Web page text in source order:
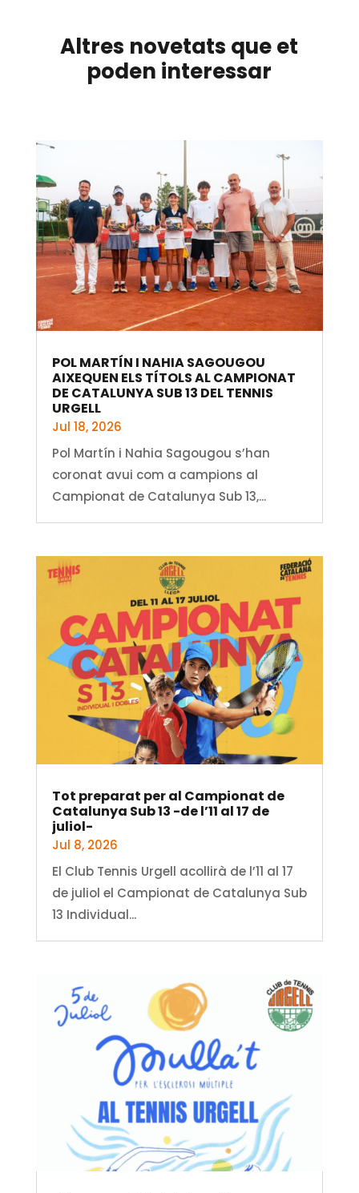
Altres novetats que et
poden interessar
POL MARTÍN I NAHIA SAGOUGOU
AIXEQUEN ELS TÍTOLS AL CAMPIONAT
DE CATALUNYA SUB 13 DEL TENNIS
URGELL
Jul 18, 2026
Pol Martín i Nahia Sagougou s’han
coronat avui com a campions al
Campionat de Catalunya Sub 13,...
Tot preparat per al Campionat de
Catalunya Sub 13 -de l’11 al 17 de
juliol-
Jul 8, 2026
El Club Tennis Urgell acollirà de l’11 al 17
de juliol el Campionat de Catalunya Sub
13 Individual...